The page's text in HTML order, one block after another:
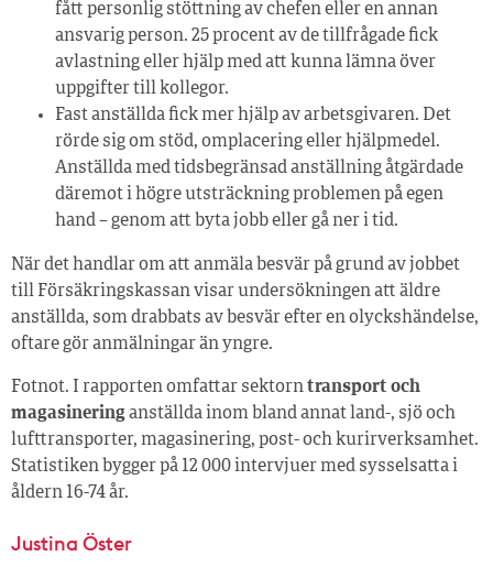
fått personlig stöttning av chefen eller en annan
ansvarig person. 25 procent av de tillfrågade fick
avlastning eller hjälp med att kunna lämna över
uppgifter till kollegor.
Fast anställda fick mer hjälp av arbetsgivaren. Det
rörde sig om stöd, omplacering eller hjälpmedel.
Anställda med tidsbegränsad anställning åtgärdade
däremot i högre utsträckning problemen på egen
hand – genom att byta jobb eller gå ner i tid.
När det handlar om att anmäla besvär på grund av jobbet
till Försäkringskassan visar undersökningen att äldre
anställda, som drabbats av besvär efter en olyckshändelse,
oftare gör anmälningar än yngre.
Fotnot. I rapporten omfattar sektorntransport och
magasineringanställda inom bland annat land-, sjö och
lufttransporter, magasinering, post- och kurirverksamhet.
Statistiken bygger på 12 000 intervjuer med sysselsatta i
åldern 16-74 år.
Justina Öster